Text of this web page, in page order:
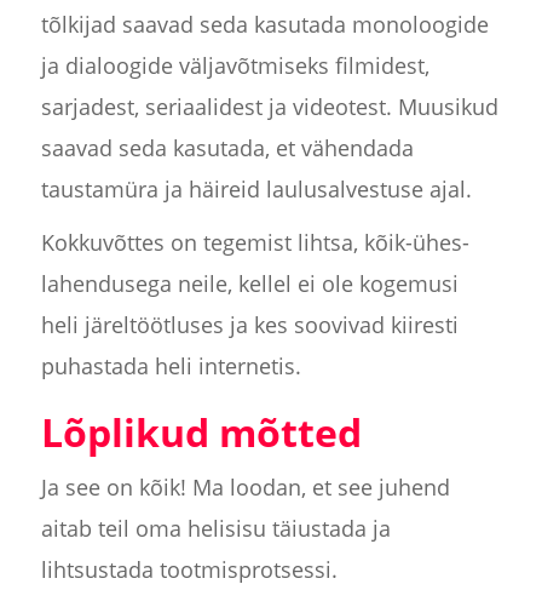
tõlkijad saavad seda kasutada monoloogide
ja dialoogide väljavõtmiseks filmidest,
sarjadest, seriaalidest ja videotest. Muusikud
saavad seda kasutada, et vähendada
taustamüra ja häireid laulusalvestuse ajal.
Kokkuvõttes on tegemist lihtsa, kõik-ühes-
lahendusega neile, kellel ei ole kogemusi
heli järeltöötluses ja kes soovivad kiiresti
puhastada heli internetis.
Lõplikud mõtted
Ja see on kõik! Ma loodan, et see juhend
aitab teil oma helisisu täiustada ja
lihtsustada tootmisprotsessi.